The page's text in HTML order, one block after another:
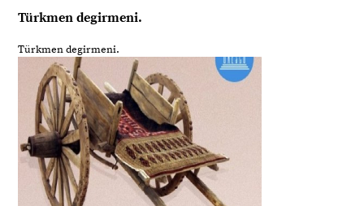
Türkmen degirmeni.
Türkmen degirmeni.